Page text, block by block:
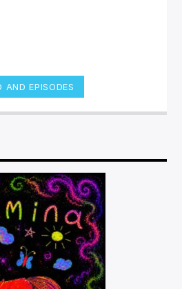
AND EPISODES